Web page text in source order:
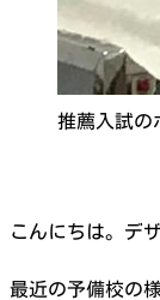
推薦入試の
こんにちは。デ
最近の予備校の